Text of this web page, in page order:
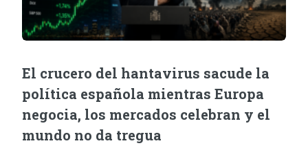
El crucero del hantavirus sacude la
política española mientras Europa
negocia, los mercados celebran y el
mundo no da tregua